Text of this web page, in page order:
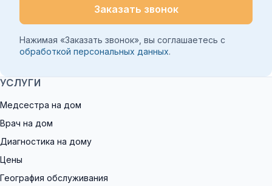
Заказать звонок
Нажимая «Заказать звонок», вы соглашаетесь с
обработкой персональных данных.
УСЛУГИ
Медсестра на дом
Врач на дом
Диагностика на дому
Цены
География обслуживания